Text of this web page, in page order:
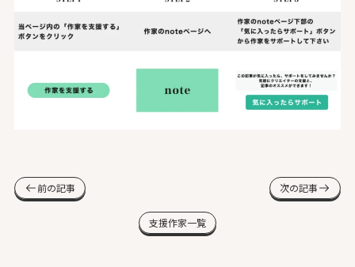
前の記事 次の記事
支援作家一覧